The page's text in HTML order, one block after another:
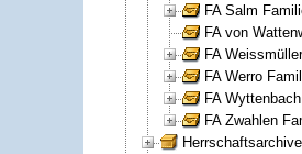
FA Salm
FA von
FA
FA Werro
FA
FA Zwahlen
Herrschaftsarchive